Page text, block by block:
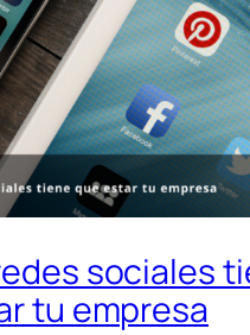
sociales
tu empresa